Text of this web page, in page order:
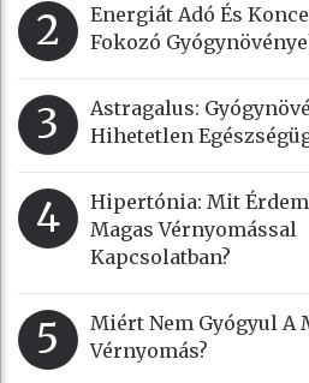
2
Energiát Adó És
Fokozó
3
Astragalus:
Hihetetlen
4
Hipertónia: Mit
Magas Vérnyomással
Kapcsolatban?
5
Miért Nem Gyógyul A
Vérnyomás?